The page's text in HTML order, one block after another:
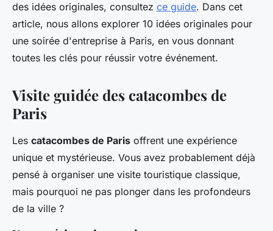
des idées originales, consultez ce guide. Dans cet
article, nous allons explorer 10 idées originales pour
une soirée d'entreprise à Paris, en vous donnant
toutes les clés pour réussir votre événement.
Visite guidée des catacombes de
Paris
Les catacombes de Paris offrent une expérience
unique et mystérieuse. Vous avez probablement déjà
pensé à organiser une visite touristique classique,
mais pourquoi ne pas plonger dans les profondeurs
de la ville ?